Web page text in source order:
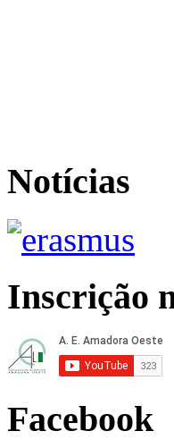
Notícias
Inscrição
Facebook